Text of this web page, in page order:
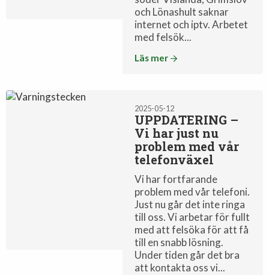
och Lönashult saknar
internet och iptv. Arbetet
med felsök...
Läs mer
2025-05-12
UPPDATERING –
Vi har just nu
problem med vår
telefonväxel
Vi har fortfarande
problem med vår telefoni.
Just nu går det inte ringa
till oss. Vi arbetar för fullt
med att felsöka för att få
till en snabb lösning.
Under tiden går det bra
att kontakta oss vi...